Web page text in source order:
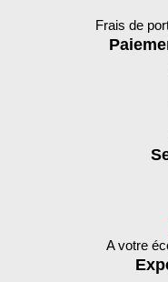
Frais de
A votre